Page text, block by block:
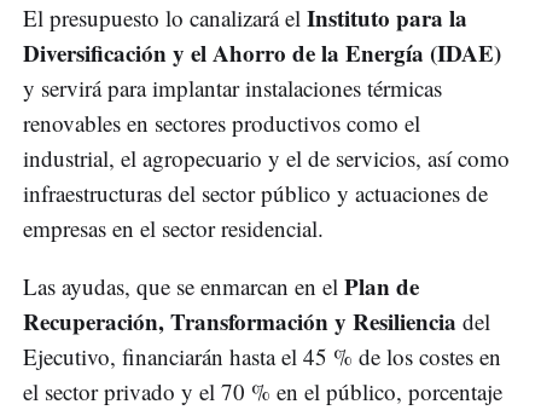
El presupuesto lo canalizará el Instituto para la
Diversificación y el Ahorro de la Energía (IDAE)
y servirá para implantar instalaciones térmicas
renovables en sectores productivos como el
industrial, el agropecuario y el de servicios, así como
infraestructuras del sector público y actuaciones de
empresas en el sector residencial.
Las ayudas, que se enmarcan en el Plan de
Recuperación, Transformación y Resiliencia del
Ejecutivo, financiarán hasta el 45 % de los costes en
el sector privado y el 70 % en el público, porcentaje